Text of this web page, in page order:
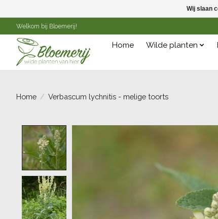
Welkom bij Bloemerij!
Home Wilde planten
Home / Verbascum lychnitis - melige toorts
Wij slaan